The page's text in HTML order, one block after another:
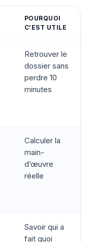
POURQUOI
C’EST UTILE
Retrouver le
dossier sans
perdre 10
minutes
Calculer la
main-
d’œuvre
réelle
Savoir qui a
fait quoi